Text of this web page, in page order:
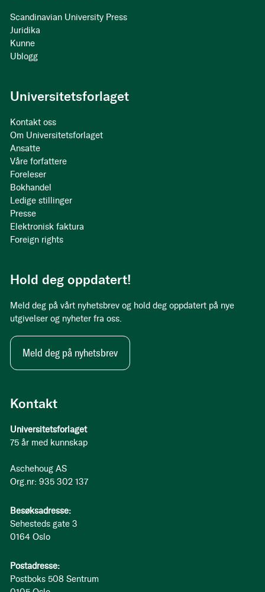
Kontakt
Universitetsforlaget
75 år med kunnskap
Aschehoug AS
Org.nr: 935 302 137
Besøksadresse:
Sehesteds gate 3
0164 Oslo
Postadresse:
Postboks 508 Sentrum
Scandinavian University Press
Juridika
Kunne
Ublogg
Universitetsforlaget
Kontakt oss
Om Universitetsforlaget
Ansatte
Våre forfattere
Foreleser
Bokhandel
Ledige stillinger
Presse
Elektronisk faktura
Foreign rights
Hold deg oppdatert!
Meld deg på vårt nyhetsbrev og hold deg oppdatert på nye
utgivelser og nyheter fra oss.
Meld deg på nyhetsbrev